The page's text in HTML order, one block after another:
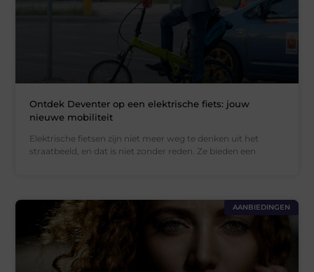
Ontdek Deventer op een elektrische fiets: jouw
nieuwe mobiliteit
Elektrische fietsen zijn niet meer weg te denken uit het
straatbeeld, en dat is niet zonder reden. Ze bieden een
AANBIEDINGEN